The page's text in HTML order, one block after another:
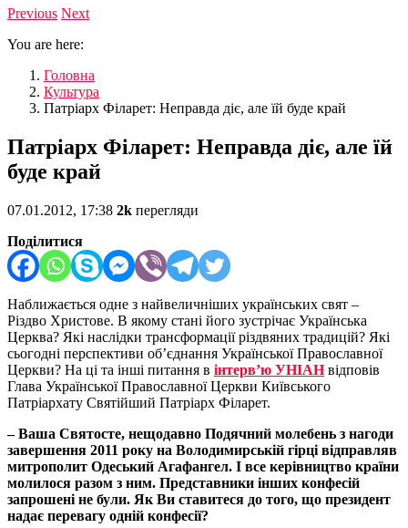
Previous Next
You are here:
Головна
Культура
Патріарх Філарет: Неправда діє, але їй буде край
Патріарх Філарет: Неправда діє, але їй
буде край
07.01.2012, 17:38 2k перегляди
Поділитися
Наближається одне з найвеличніших українських свят –
Різдво Христове. В якому стані його зустрічає Українська
Церква? Які наслідки трансформації різдвяних традицій? Які
сьогодні перспективи об’єднання Української Православної
Церкви? На ці та інші питання в інтерв’ю УНІАНвідповів
Глава Української Православної Церкви Київського
Патріархату Святійший Патріарх Філарет.
– Ваша Святосте, нещодавно Подячний молебень з нагоди
завершення 2011 року на Володимирській гірці відправляв
митрополит Одеський Агафангел. І все керівництво країни
молилося разом з ним. Представники інших конфесій
запрошені не були. Як Ви ставитеся до того, що президент
надає перевагу одній конфесії?